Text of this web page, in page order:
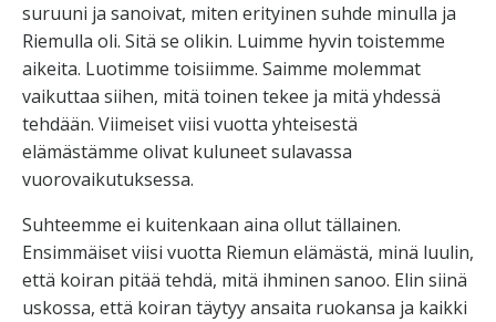
suruuni ja sanoivat, miten erityinen suhde minulla ja
Riemulla oli. Sitä se olikin. Luimme hyvin toistemme
aikeita. Luotimme toisiimme. Saimme molemmat
vaikuttaa siihen, mitä toinen tekee ja mitä yhdessä
tehdään. Viimeiset viisi vuotta yhteisestä
elämästämme olivat kuluneet sulavassa
vuorovaikutuksessa.
Suhteemme ei kuitenkaan aina ollut tällainen.
Ensimmäiset viisi vuotta Riemun elämästä, minä luulin,
että koiran pitää tehdä, mitä ihminen sanoo. Elin siinä
uskossa, että koiran täytyy ansaita ruokansa ja kaikki